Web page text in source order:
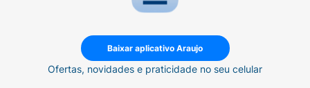
segunda camada.
Passo 2 (Fixação):Para garantir o efeito
gel e a durabilidade diamante, finalize
com oTop Coat Fixador Risqué
Baixar aplicativo Araujo
Ofertas, novidades e praticidade no seu celular